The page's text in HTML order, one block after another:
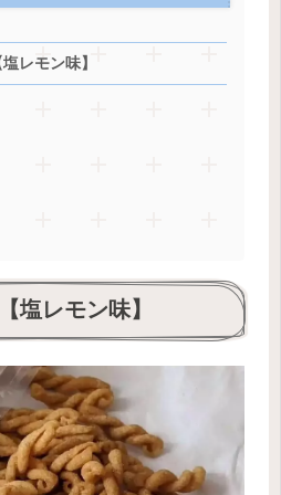
レモン味】
塩レモン味】